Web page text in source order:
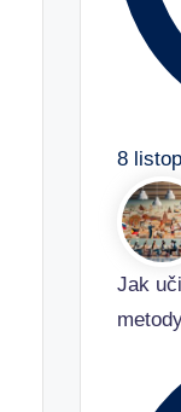
8
Jak